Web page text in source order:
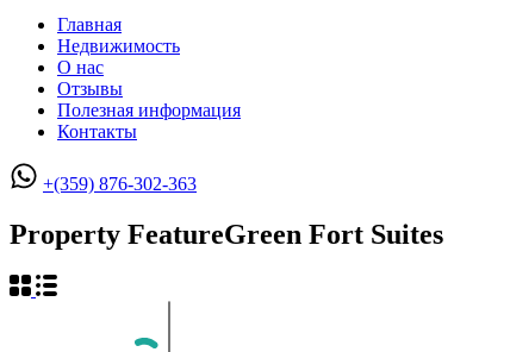
Главная
Недвижимость
О нас
Отзывы
Полезная информация
Контакты
+(359) 876-302-363
Property FeatureGreen Fort Suites